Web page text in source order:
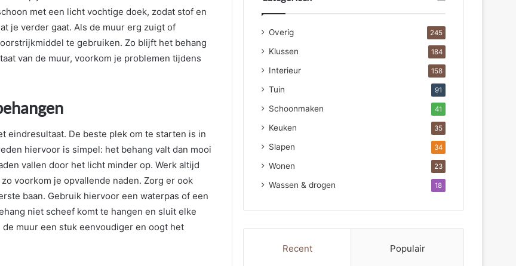
met een licht vochtige doek, zodat stof en
je verder gaat. Als de muur erg zuigt of
te gebruiken. Zo blijft het behang
van de muur, voorkom je problemen tijdens
eindresultaat. De beste plek om te starten is in
hiervoor is simpel: het behang valt dan mooi
vallen door het licht minder op. Werk altijd
voorkom je opvallende naden. Zorg er ook
baan. Gebruik hiervoor een waterpas of een
niet scheef komt te hangen en sluit elke
de muur een stuk eenvoudiger en oogt het
Overig 245
Klussen 184
Interieur 158
Tuin 91
Schoonmaken 41
Keuken 35
Slapen 34
Wonen 23
Wassen & drogen 18
Recent Populair